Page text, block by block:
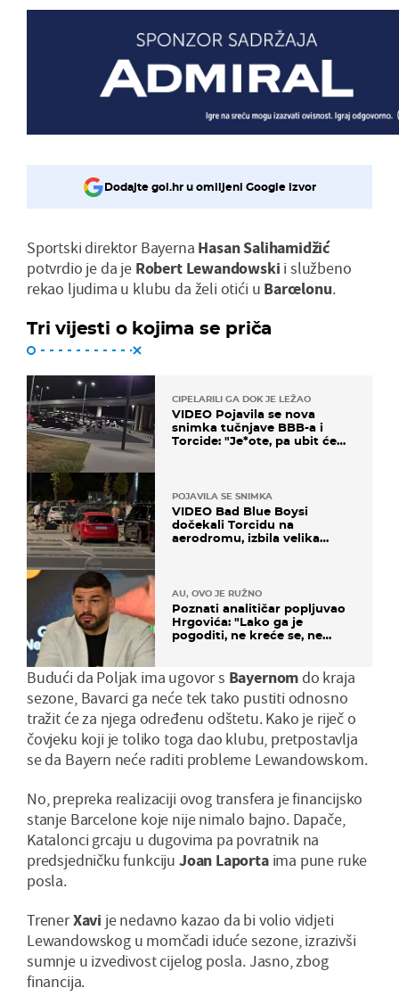
Dodajte gol.hr u omiljeni Google izvor
Sportski direktor Bayerna Hasan Salihamidžić
potvrdio je da je Robert Lewandowski i službeno
rekao ljudima u klubu da želi otići u Barcelonu.
Tri vijesti o kojima se priča
CIPELARILI GA DOK JE LEŽAO
VIDEO Pojavila se nova
snimka tučnjave BBB-a i
Torcide: "Je*ote, pa ubit će
POJAVILA SE SNIMKA
VIDEO Bad Blue Boysi
dočekali Torcidu na
aerodromu, izbila velika
AU, OVO JE RUŽNO
Poznati analitičar popljuvao
Hrgovića: "Lako ga je
pogoditi, ne kreće se, ne
Budući da Poljak ima ugovor s Bayernomdo kraja
sezone, Bavarci ga neće tek tako pustiti odnosno
tražit će za njega određenu odštetu. Kako je riječ o
čovjeku koji je toliko toga dao klubu, pretpostavlja
se da Bayern neće raditi probleme Lewandowskom.
No, prepreka realizaciji ovog transfera je financijsko
stanje Barcelone koje nije nimalo bajno. Dapače,
Katalonci grcaju u dugovima pa povratnik na
predsjedničku funkciju Joan Laportaima pune ruke
posla.
TrenerXavi je nedavno kazao da bi volio vidjeti
Lewandowskog u momčadi iduće sezone, izrazivši
sumnje u izvedivost cijelog posla. Jasno, zbog
financija.